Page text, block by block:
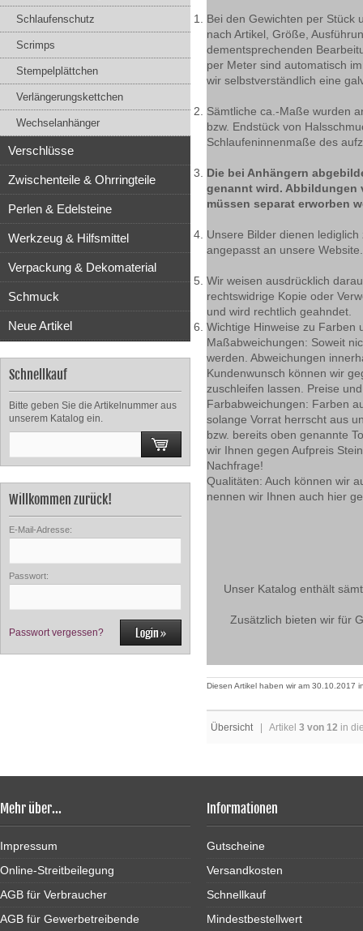
Schlaufenschutz
Scrimps
Stempelplättchen
Verlängerungskettchen
Wechselanhänger
Verschlüsse
Zwischenteile & Ohrringteile
Perlen & Edelsteine
Werkzeug & Hilfsmittel
Verpackung & Dekomaterial
Schmuck
Neue Artikel
Schnellkauf
Bitte geben Sie die Artikelnummer aus
unserem Katalog ein.
Willkommen zurück!
E-Mail-Adresse:
Passwort:
Passwort vergessen?
Bei den Gewichten per Stück
nach Artikel, Größe,
dementsprechenden
per Meter sind automatisch
wir selbstverständlich eine
Sämtliche ca.-Maße wurden
bzw. Endstück von
Schlaufeninnenmaße des
Die bei Anhängern
genannt wird. Abbildungen
müssen separat erworben
Unsere Bilder dienen
angepasst an unsere
Wir weisen ausdrücklich
rechtswidrige Kopie oder
und wird rechtlich geahndet.
Wichtige Hinweise zu Farben
Maßabweichungen: Soweit
werden. Abweichungen
Kundenwunsch können wir
zuschleifen lassen. Preise
Farbabweichungen: Farben
solange Vorrat herrscht aus
bzw. bereits oben genannte
wir Ihnen gegen Aufpreis
Nachfrage!
Qualitäten: Auch können wir
nennen wir Ihnen auch hier
Unser Katalog enthält
Zusätzlich bieten wir für
Diesen Artikel haben wir am 30.10.2017
Übersicht| Artikel 3 von 12 in
Mehr über...
Impressum
Online-Streitbeilegung
AGB für Verbraucher
AGB für Gewerbetreibende
Informationen
Gutscheine
Versandkosten
Schnellkauf
Mindestbestellwert